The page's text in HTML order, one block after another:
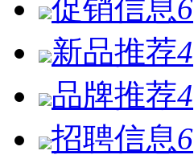
促销信息6
新品推荐4
品牌推荐4
招聘信息6